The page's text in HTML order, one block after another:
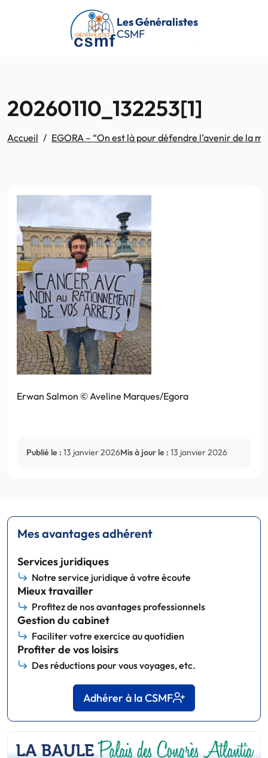
Passer au contenu principal
Les Généralistes
CSMF
20260110_132253[1]
Accueil EGORA – “On est là pour défendre l’avenir de la
Erwan Salmon © Aveline Marques/Egora
Publié le : 13 janvier 2026Mis à jour le : 13 janvier 2026
Mes avantages adhérent
Services juridiques
Notre service juridique à votre écoute
Mieux travailler
Profitez de nos avantages professionnels
Gestion du cabinet
Faciliter votre exercice au quotidien
Profiter de vos loisirs
Des réductions pour vous voyages, etc.
Adhérer à la CSMF